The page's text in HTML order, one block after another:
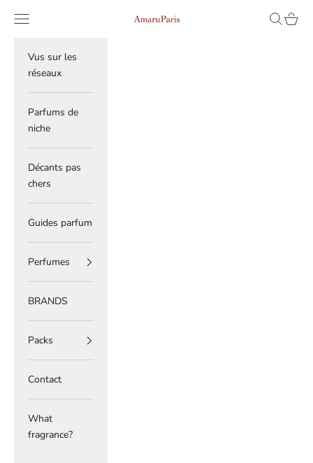
AmaruParis
Navigation menu Search
Cart
Vus sur les
réseaux
Parfums de
niche
Décants pas
chers
Guides parfum
Perfumes
BRANDS
Packs
Contact
What
fragrance?